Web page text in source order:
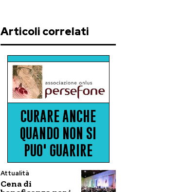
Articoli correlati
Attualità
Cena di